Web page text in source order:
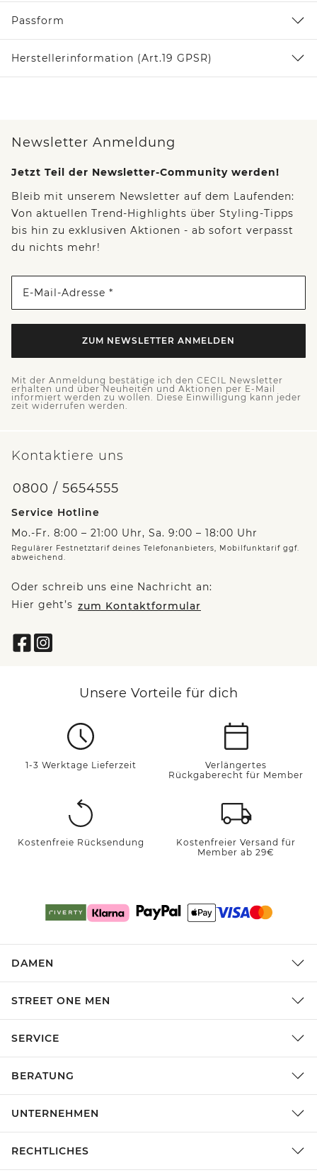
Passform
Herstellerinformation (Art.19 GPSR)
Newsletter Anmeldung
Jetzt Teil der Newsletter-Community werden!
Bleib mit unserem Newsletter auf dem Laufenden:
Von aktuellen Trend-Highlights über Styling-Tipps
bis hin zu exklusiven Aktionen - ab sofort verpasst
du nichts mehr!
E-Mail-Adresse *
ZUM NEWSLETTER ANMELDEN
Mit der Anmeldung bestätige ich den CECIL Newsletter
erhalten und über Neuheiten und Aktionen per E-Mail
informiert werden zu wollen. Diese Einwilligung kann jeder
zeit widerrufen werden.
Kontaktiere uns
0800 / 5654555
Service Hotline
Mo.-Fr. 8:00 – 21:00 Uhr, Sa. 9:00 – 18:00 Uhr
Regulärer Festnetztarif deines Telefonanbieters, Mobilfunktarif ggf.
abweichend.
Oder schreib uns eine Nachricht an:
Hier geht’s zum Kontaktformular
Unsere Vorteile für dich
1-3 Werktage Lieferzeit
Verlängertes
Rückgaberecht für Member
Kostenfreie Rücksendung
Kostenfreier Versand für
Member ab 29€
DAMEN
STREET ONE MEN
SERVICE
BERATUNG
UNTERNEHMEN
RECHTLICHES